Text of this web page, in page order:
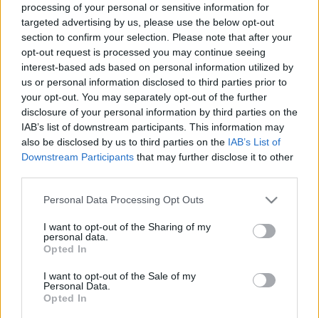
processing of your personal or sensitive information for
targeted advertising by us, please use the below opt-out
section to confirm your selection. Please note that after your
opt-out request is processed you may continue seeing
interest-based ads based on personal information utilized by
us or personal information disclosed to third parties prior to
your opt-out. You may separately opt-out of the further
disclosure of your personal information by third parties on the
IAB’s list of downstream participants. This information may
also be disclosed by us to third parties on the IAB’s List of
Downstream Participants that may further disclose it to other
Please note that this website/app uses one or more Google
not limited to your visit or usage behaviour. You may click to
grant or deny consent to Google and its third-party tags to
use your data for below specified purposes in below Google
consent section.
Personal Data Processing Opt Outs
I want to opt-out of the Sharing of my
personal data.
Opted In
I want to opt-out of the Sale of my
Personal Data.
Opted In
Későnkelős ünnepi online